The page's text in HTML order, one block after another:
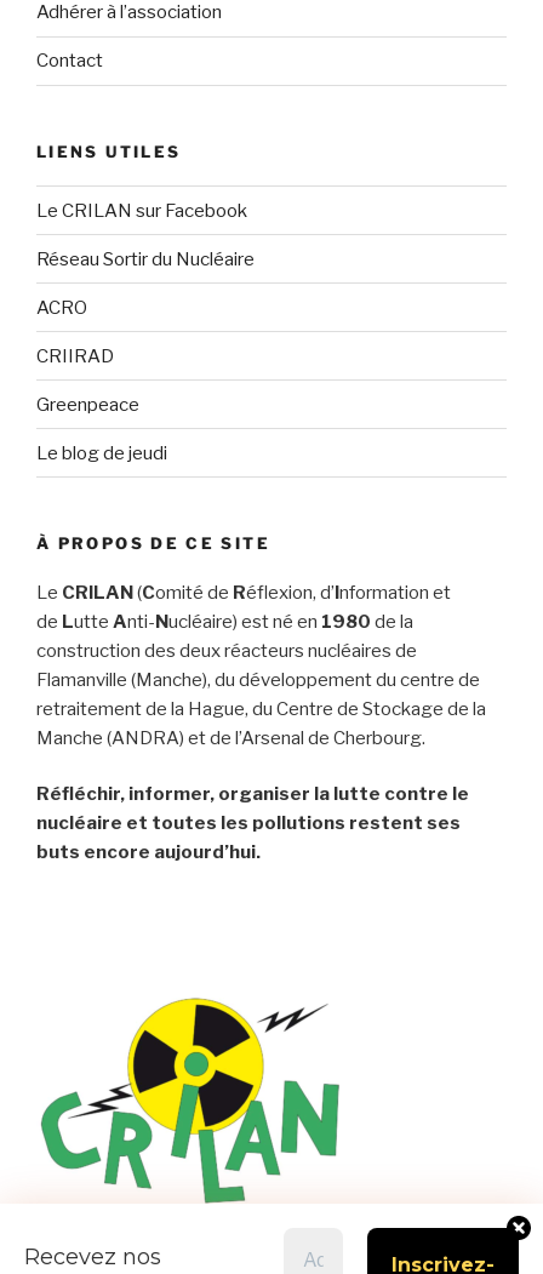
Adhérer à l’association
Contact
LIENS UTILES
Le CRILAN sur Facebook
Réseau Sortir du Nucléaire
ACRO
CRIIRAD
Greenpeace
Le blog de jeudi
À PROPOS DE CE SITE
Le CRILAN(Comité de Réflexion, d’Information et
de Lutte Anti-Nucléaire) est né en 1980 de la
construction des deux réacteurs nucléaires de
Flamanville (Manche), du développement du centre de
retraitement de la Hague, du Centre de Stockage de la
Manche (ANDRA) et de l’Arsenal de Cherbourg.
Réfléchir, informer, organiser la lutte contre le
nucléaire et toutes les pollutions restent ses
buts encore aujourd’hui.
Recevez nos